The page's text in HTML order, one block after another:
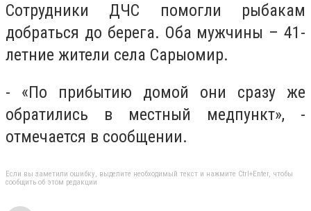
Сотрудники ДЧС помогли рыбакам
добраться до берега. Оба мужчины – 41-
летние жители села Сарыомир.
- «По прибытию домой они сразу же
обратились в местный медпункт», -
отмечается в сообщении.​
Если вы заметили ошибку, выделите необходимый текст и нажмите Ctrl+Enter, чтобы
сообщить об этом редакции